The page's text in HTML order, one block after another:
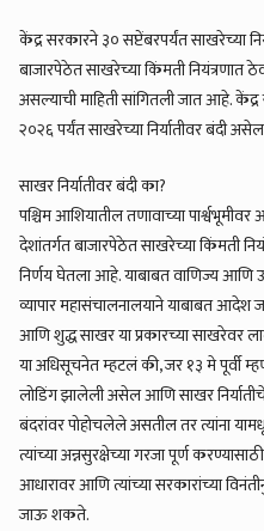
केंद्र सरकारने ३० सप्टेंबरपर्यंत साखरेच्या
बाजारपेठेत साखरेच्या किंमती
असल्याची माहिती सांगितली जात आहे.
२०२६ पर्यंत साखरेच्या निर्यातीवर बंदी
साखर निर्यातीवर बंदी का?
पश्चिम आशियातील तणावाच्या
देशांतर्गत बाजारपेठेत साखरेच्या किंमती
निर्णय घेतला आहे. याबाबत वाणिज्य आणि
व्यापार महासंचालनालयाने याबाबत आदेश
आणि शुद्ध साखर या प्रकारच्या साखरेवर
या अधिसूचनेत म्हटलं की, जर १३ मे पूर्वी
लोडिंग झालेली असेल आणि साखर
बंदरांवर पोहोचलेले असतील तर त्यांना
त्यांच्या अन्नसुरक्षेच्या गरजा पूर्ण
आधारावर आणि त्यांच्या सरकारांच्या
जाऊ शकते.